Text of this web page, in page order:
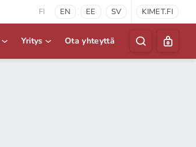
FI EN EE SV KIMET.FI
Yritys Ota yhteyttä